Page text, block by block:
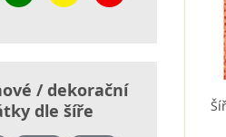
/ dekorační
dle šíře